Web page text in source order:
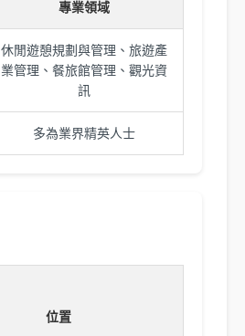
專業領域
休閒遊憩規劃與管理、旅遊產
業管理、餐旅館管理、觀光資
訊
多為業界精英人士
位置